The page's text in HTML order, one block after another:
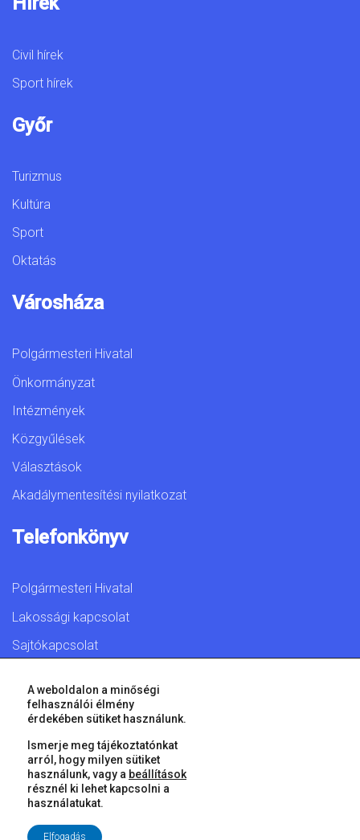
Civil hírek
Sport hírek
Győr
Turizmus
Kultúra
Sport
Oktatás
Városháza
Polgármesteri Hivatal
Önkormányzat
Intézmények
Közgyűlések
Választások
Akadálymentesítési nyilatkozat
Telefonkönyv
Polgármesteri Hivatal
Lakossági kapcsolat
Sajtókapcsolat
© 2026 Győr Megyei Jogú Város • Minden jog fenntartva!
A weboldalon a minőségi
felhasználói élmény
érdekében sütiket használunk.
Ismerje meg tájékoztatónkat
arról, hogy milyen sütiket
használunk, vagy a beállítások
résznél ki lehet kapcsolni a
használatukat.
Elfogadás